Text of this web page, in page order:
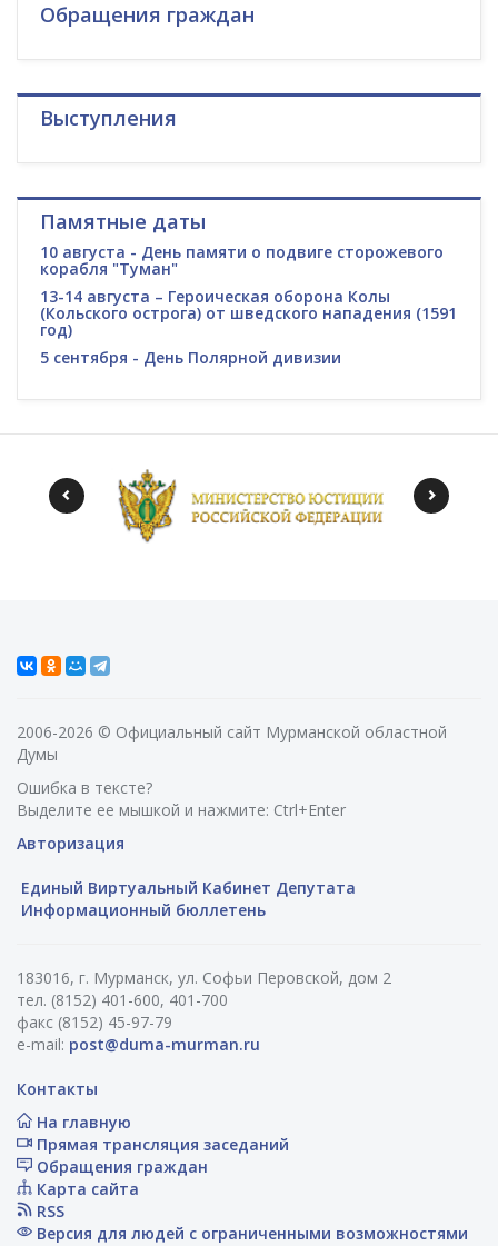
Обращения граждан
Выступления
Памятные даты
10 августа - День памяти о подвиге сторожевого
корабля "Туман"
13-14 августа – Героическая оборона Колы
(Кольского острога) от шведского нападения (1591
год)
5 сентября - День Полярной дивизии
2006-2026 © Официальный сайт Мурманской областной
Думы
Ошибка в тексте?
Выделите ее мышкой и нажмите: Ctrl+Enter
Авторизация
Единый Виртуальный Кабинет Депутата
Информационный бюллетень
183016, г. Мурманск, ул. Софьи Перовской, дом 2
тел. (8152) 401-600, 401-700
факс (8152) 45-97-79
e-mail: post@duma-murman.ru
Контакты
На главную
Прямая трансляция заседаний
Обращения граждан
Карта сайта
RSS
Версия для людей с ограниченными возможностями